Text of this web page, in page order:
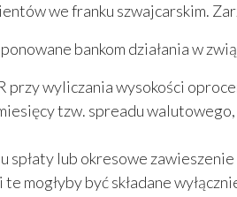
we franku szwajcarskim.
bankom działania w
przy wyliczania wysokości
tzw. spreadu
spłaty lub okresowe
mogłyby być składane